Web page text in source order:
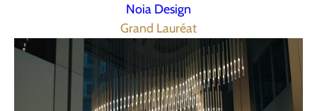
Noia Design
Grand Lauréat